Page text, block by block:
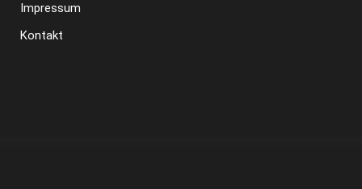
Impressum
Kontakt